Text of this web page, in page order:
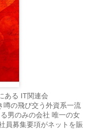
ある IT関連会
噂の飛び交う外資系一流
男のみの会社 唯一の女
員募集要項がネットを賑